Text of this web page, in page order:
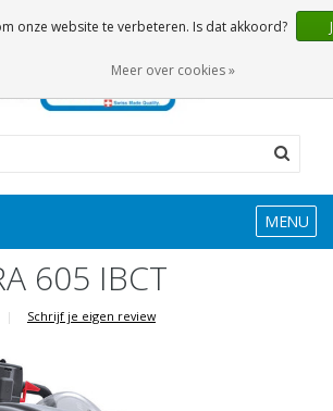
0 Artikelen
MENU
605 IBCT
| Schrijf je eigen review
onze website te verbeteren. Is dat akkoord?
Meer over cookies »